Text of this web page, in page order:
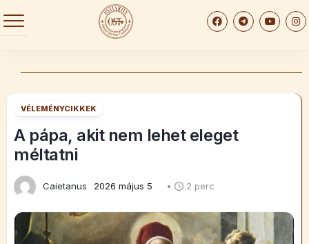
to
VÉLEMÉNYCIKKEK
A pápa, akit nem lehet eleget
méltatni
Caietanus 2026 május 5 • 2 perc